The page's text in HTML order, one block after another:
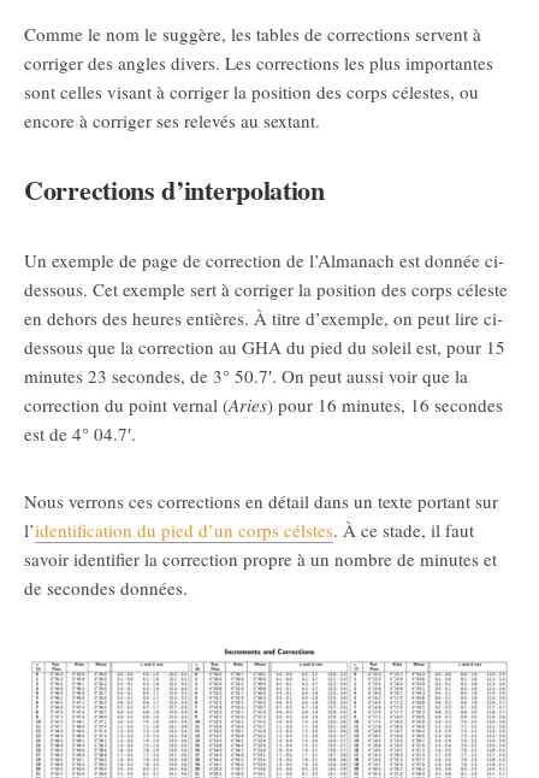
Comme le nom le suggère, les tables de corrections servent à
corriger des angles divers. Les corrections les plus importantes
sont celles visant à corriger la position des corps célestes, ou
encore à corriger ses relevés au sextant.
Corrections d’interpolation
Un exemple de page de correction de l’Almanach est donnée ci-
dessous. Cet exemple sert à corriger la position des corps céleste
en dehors des heures entières. À titre d’exemple, on peut lire ci-
dessous que la correction au GHA du pied du soleil est, pour 15
minutes 23 secondes, de 3° 50.7′. On peut aussi voir que la
correction du point vernal (Aries) pour 16 minutes, 16 secondes
est de 4° 04.7′.
Nous verrons ces corrections en détail dans un texte portant sur
l’identification du pied d’un corps célstes. À ce stade, il faut
savoir identifier la correction propre à un nombre de minutes et
de secondes données.